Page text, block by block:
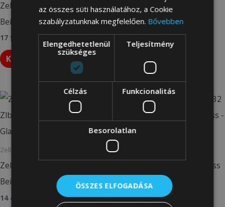
Zelia Női Válltáska 26017
Beige-Arany – Csillámos –
17 990
Kosárba teszem
Zelia Női Válltáska 26017
Barna – Velúr –
17 990Ft
Kosárba teszem
Zellia oldaltáska
Zellia Női Oldaltáska Zlb103
Beige-Világos Arany – Glass –
14 490
Zellia táska
Zellia Női Válltáska Zlb332
Beige-Arany – Groove-Glass
–
17 990Ft
az összes süti használatához, a Cookie
szabályzatunknak megfelelően. Bővebben
Elengedhetetlenül
szükséges
Teljesítmény
Célzás Funkcionalitás
Besorolatlan
ÖSSZES ELFOGADÁSA